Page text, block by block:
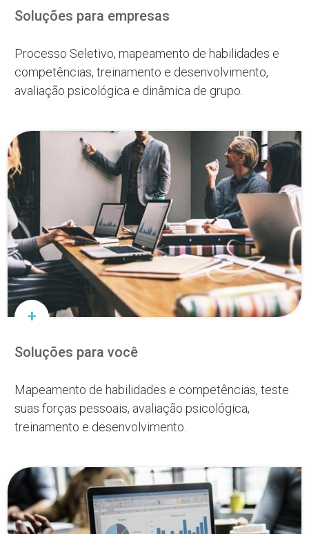
Soluções para empresas
Processo Seletivo, mapeamento de habilidades e
competências, treinamento e desenvolvimento,
avaliação psicológica e dinâmica de grupo.
Soluções para você
Mapeamento de habilidades e competências, teste
suas forças pessoais, avaliação psicológica,
treinamento e desenvolvimento.